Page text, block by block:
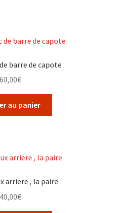
barre de capote
60,00€
au panier
arriere , la paire
40,00€